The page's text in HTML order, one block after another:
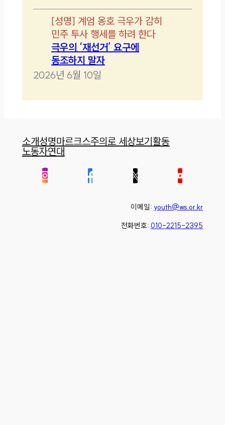
[성명] 계엄 옹호 극우가 감히
민주 투사 행세를 하려 한다
극우의 ‘재선거’ 요구에
동조하지 말자
2026년 6월 10일
소개성명마르크스주의로 세상보기활동
노동자연대
이메일: youth@ws.or.kr
전화번호: 010-2215-2395